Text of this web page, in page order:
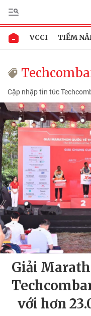
VCCI TIỀM
Cập nhập tin tức
Giải
với hơn